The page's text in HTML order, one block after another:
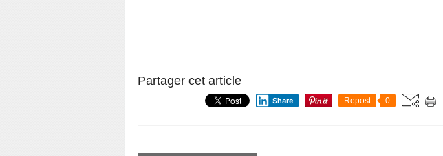
Partager cet article
Share Repost 0